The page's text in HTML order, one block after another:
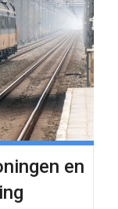
en